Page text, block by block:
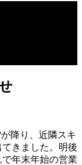
降り、近隣スキ
きました。明後
年末年始の営業